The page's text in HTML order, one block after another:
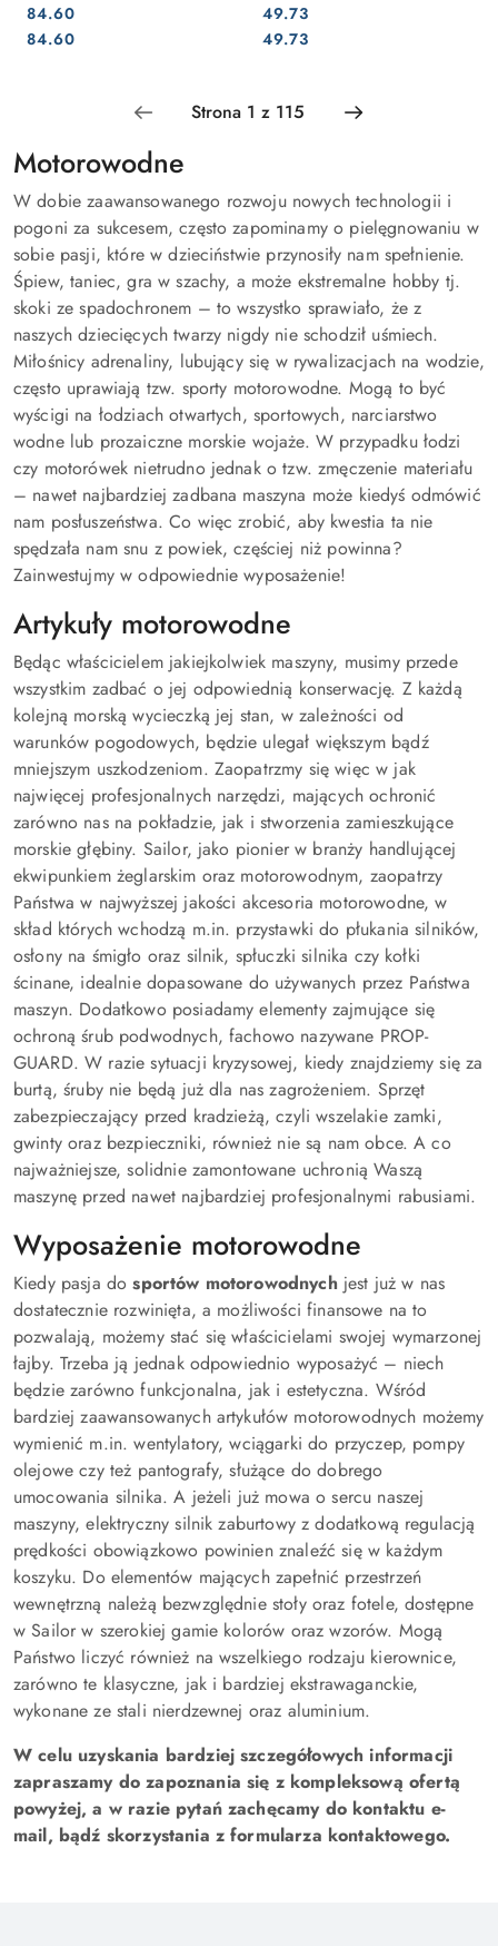
Cena:
84.60
Cena:
84.60 Cena:
49.73
Cena:
49.73
Motorowodne
W dobie zaawansowanego rozwoju nowych technologii i
pogoni za sukcesem, często zapominamy o pielęgnowaniu w
sobie pasji, które w dzieciństwie przynosiły nam spełnienie.
Śpiew, taniec, gra w szachy, a może ekstremalne hobby tj.
skoki ze spadochronem – to wszystko sprawiało, że z
naszych dziecięcych twarzy nigdy nie schodził uśmiech.
Miłośnicy adrenaliny, lubujący się w rywalizacjach na wodzie,
często uprawiają tzw. sporty motorowodne. Mogą to być
wyścigi na łodziach otwartych, sportowych, narciarstwo
wodne lub prozaiczne morskie wojaże. W przypadku łodzi
czy motorówek nietrudno jednak o tzw. zmęczenie materiału
– nawet najbardziej zadbana maszyna może kiedyś odmówić
nam posłuszeństwa. Co więc zrobić, aby kwestia ta nie
spędzała nam snu z powiek, częściej niż powinna?
Zainwestujmy w odpowiednie wyposażenie!
Artykuły motorowodne
Będąc właścicielem jakiejkolwiek maszyny, musimy przede
wszystkim zadbać o jej odpowiednią konserwację. Z każdą
kolejną morską wycieczką jej stan, w zależności od
warunków pogodowych, będzie ulegał większym bądź
mniejszym uszkodzeniom. Zaopatrzmy się więc w jak
najwięcej profesjonalnych narzędzi, mających ochronić
zarówno nas na pokładzie, jak i stworzenia zamieszkujące
morskie głębiny. Sailor, jako pionier w branży handlującej
ekwipunkiem żeglarskim oraz motorowodnym, zaopatrzy
Państwa w najwyższej jakości akcesoria motorowodne, w
skład których wchodzą m.in. przystawki do płukania silników,
osłony na śmigło oraz silnik, spłuczki silnika czy kołki
ścinane, idealnie dopasowane do używanych przez Państwa
maszyn. Dodatkowo posiadamy elementy zajmujące się
ochroną śrub podwodnych, fachowo nazywane PROP-
GUARD. W razie sytuacji kryzysowej, kiedy znajdziemy się za
burtą, śruby nie będą już dla nas zagrożeniem. Sprzęt
zabezpieczający przed kradzieżą, czyli wszelakie zamki,
gwinty oraz bezpieczniki, również nie są nam obce. A co
najważniejsze, solidnie zamontowane uchronią Waszą
maszynę przed nawet najbardziej profesjonalnymi rabusiami.
Wyposażenie motorowodne
Kiedy pasja dosportów motorowodnychjest już w nas
dostatecznie rozwinięta, a możliwości finansowe na to
pozwalają, możemy stać się właścicielami swojej wymarzonej
łajby. Trzeba ją jednak odpowiednio wyposażyć – niech
będzie zarówno funkcjonalna, jak i estetyczna. Wśród
bardziej zaawansowanych artykułów motorowodnych możemy
wymienić m.in. wentylatory, wciągarki do przyczep, pompy
olejowe czy też pantografy, służące do dobrego
umocowania silnika. A jeżeli już mowa o sercu naszej
maszyny, elektryczny silnik zaburtowy z dodatkową regulacją
prędkości obowiązkowo powinien znaleźć się w każdym
koszyku. Do elementów mających zapełnić przestrzeń
wewnętrzną należą bezwzględnie stoły oraz fotele, dostępne
w Sailor w szerokiej gamie kolorów oraz wzorów. Mogą
Państwo liczyć również na wszelkiego rodzaju kierownice,
zarówno te klasyczne, jak i bardziej ekstrawaganckie,
wykonane ze stali nierdzewnej oraz aluminium.
W celu uzyskania bardziej szczegółowych informacji
zapraszamy do zapoznania się z kompleksową ofertą
powyżej, a w razie pytań zachęcamy do kontaktu e-
mail, bądź skorzystania z formularza kontaktowego.